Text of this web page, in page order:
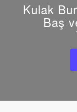
Kulak
Baş